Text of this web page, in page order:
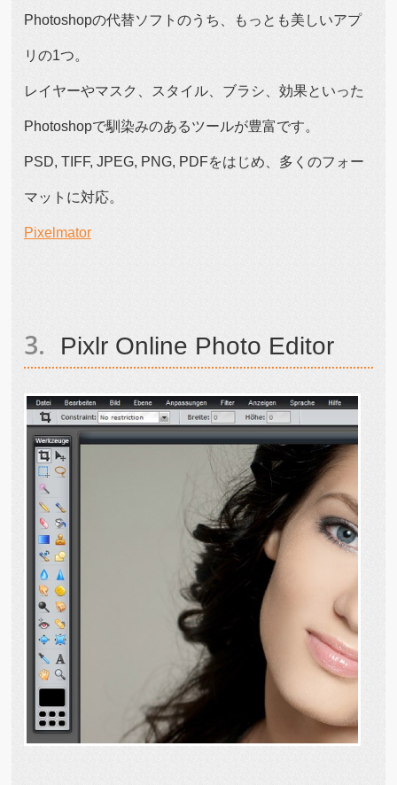
Photoshopの代替ソフトのうち、もっとも美しいアプ
リの1つ。
レイヤーやマスク、スタイル、ブラシ、効果といった
Photoshopで馴染みのあるツールが豊富です。
PSD, TIFF, JPEG, PNG, PDFをはじめ、多くのフォー
マットに対応。
Pixelmator
Pixlr Online Photo Editor